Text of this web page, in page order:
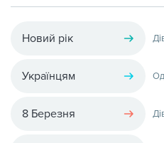
Новий рік
Українцям
8 Березня